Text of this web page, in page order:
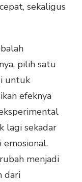
sekaligus
pilih satu
untuk
efeknya
lagi sekadar
menjadi
dari